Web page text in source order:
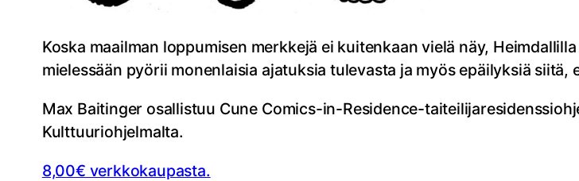
Koska maailman loppumisen merkkejä ei kuitenkaan vielä näy,
mielessään pyörii monenlaisia ajatuksia tulevasta ja myös epäilyksiä
Max Baitinger osallistuu Cune Comics-in-Residence-
Kulttuuriohjelmalta.
8,00€ verkkokaupasta.